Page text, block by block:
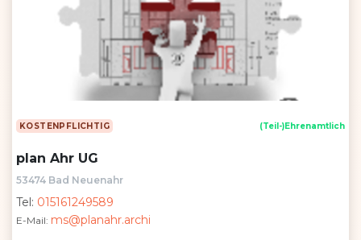
KOSTENPFLICHTIG (Teil-)Ehrenamtlich
plan Ahr UG
53474 Bad Neuenahr
Tel: 015161249589
E-Mail: ms@planahr.archi